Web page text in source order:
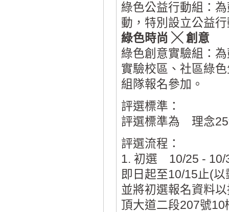
綠色公益行動組：
動，特別設立公益
綠色時尚 ╳ 創意
綠色創意實驗組：
實驗校區、社區綠
組隊報名參加。
評選標準：
評選標準為 理念
評選流程：
1. 初選 10/25 - 10/
即日起至10/15止(
並將初選報名資料
頂大道二段207號